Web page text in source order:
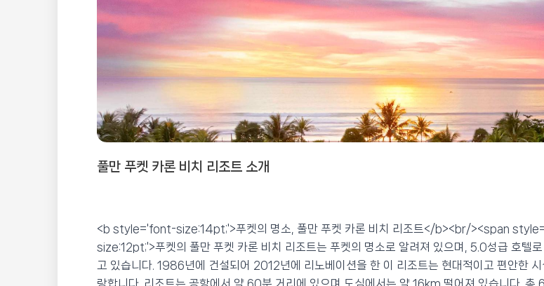
풀만 푸켓 카론 비치 리조트 소개
<b style='font-size:14pt;'>푸켓의 명소, 풀만 푸켓 카론 비치 리조트</b><br/><span
size:12pt;'>푸켓의 풀만 푸켓 카론 비치 리조트는 푸켓의 명소로 알려져 있으며, 5.0성급 호텔
고 있습니다. 1986년에 건설되어 2012년에 리노베이션을 한 이 리조트는 현대적이고 편안한
랑합니다. 리조트는 공항에서 약 60분 거리에 있으며 도심에서는 약 16km 떨어져 있습니다. 총